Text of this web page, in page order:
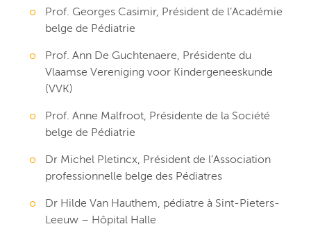
Prof. Georges Casimir, Président de l’Académie
belge de Pédiatrie
Prof. Ann De Guchtenaere, Présidente du
Vlaamse Vereniging voor Kindergeneeskunde
(VVK)
Prof. Anne Malfroot, Présidente de la Société
belge de Pédiatrie
Dr Michel Pletincx, Président de l’Association
professionnelle belge des Pédiatres
Dr Hilde Van Hauthem, pédiatre à Sint-Pieters-
Leeuw – Hôpital Halle